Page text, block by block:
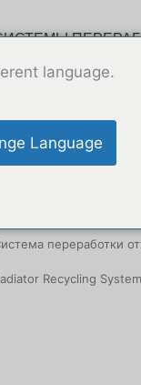
Система переработки
переработки
Система переработки
Система утилизации
переработки
Recycling System
language.
Language